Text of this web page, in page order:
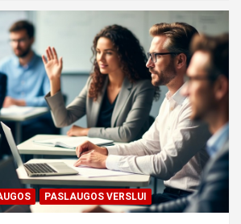
PASLAUGOS VERSLUI